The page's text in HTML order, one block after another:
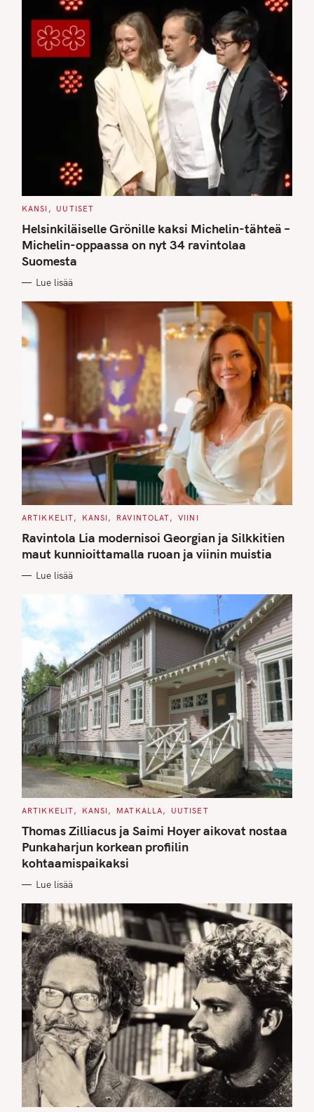
C
T
E
G
O
R
I
S
KANSI UUTISET
Helsinkiläiselle Grönille kaksi Michelin-tähteä –
Michelin-oppaassa on nyt 34 ravintolaa
Suomesta
Lue lisää
C
T
E
G
O
I
ARTIKKELIT KANSI RAVINTOLAT VIINI
Ravintola Lia modernisoi Georgian ja Silkkitien
maut kunnioittamalla ruoan ja viinin muistia
Lue lisää
C
T
E
G
O
R
I
S
ARTIKKELIT KANSI MATKALLA UUTISET
Thomas Zilliacus ja Saimi Hoyer aikovat nostaa
Punkaharjun korkean profiilin
kohtaamispaikaksi
Lue lisää